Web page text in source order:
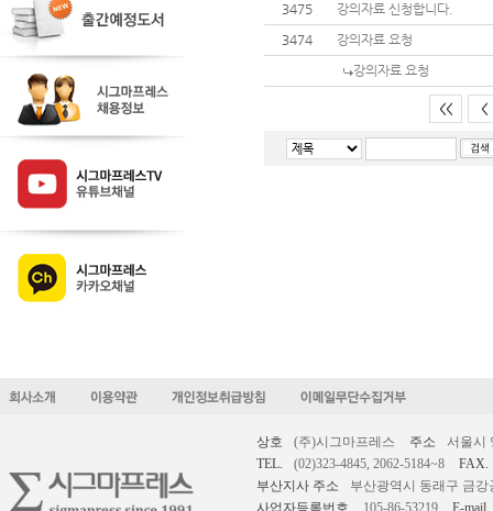
3475
강의자료 신청합니다.
3474
강의자료 요청
강의자료 요청
<< <
상호 (주)시그마프레스 주소
서울시
TEL.
(02)323-4845, 2062-5184~8
FAX.
부산지사 주소
부산광역시 동래구 금강
사업자등록번호
105-86-53219 E-mail.